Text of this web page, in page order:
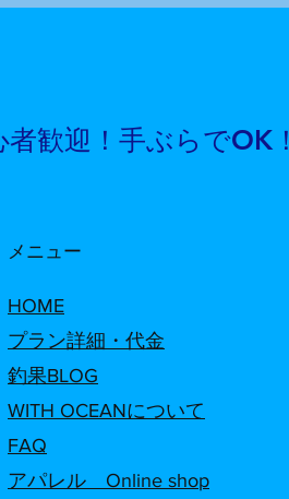
者歓迎！手ぶらでOK！
​メニュー
HOME
プラン詳細・代金
釣果BLOG
WITH OCEANについて
​FAQ
アパレル Online shop